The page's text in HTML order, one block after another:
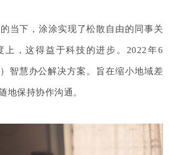
当下，涂涂实现了松散自由的同事关
上，这得益于科技的进步。2022年6
智慧办公解决方案。旨在缩小地域差
地保持协作沟通。